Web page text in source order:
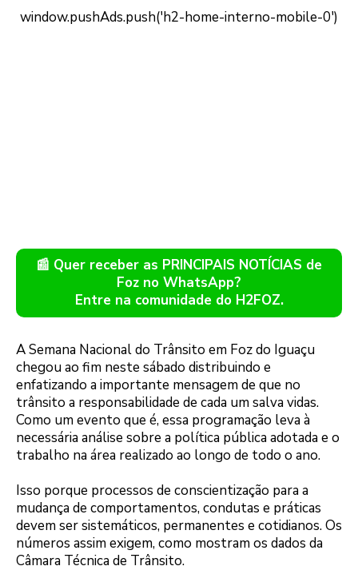
📰 Quer receber as PRINCIPAIS NOTÍCIAS de
Foz no WhatsApp?
Entre na comunidade do H2FOZ.
A Semana Nacional do Trânsito em Foz do Iguaçu
chegou ao fim neste sábado distribuindo e
enfatizando a importante mensagem de que no
trânsito a responsabilidade de cada um salva vidas.
Como um evento que é, essa programação leva à
necessária análise sobre a política pública adotada e o
trabalho na área realizado ao longo de todo o ano.
Isso porque processos de conscientização para a
mudança de comportamentos, condutas e práticas
devem ser sistemáticos, permanentes e cotidianos. Os
números assim exigem, como mostram os dados da
Câmara Técnica de Trânsito.